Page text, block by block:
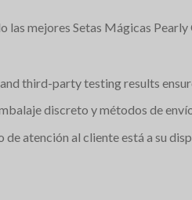
mejores Setas Mágicas
third-party testing results
discreto y métodos de
atención al cliente está a su